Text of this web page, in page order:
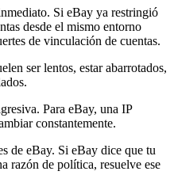
Si eBay ya restringió
desde el mismo entorno
de vinculación de cuentas.
ser lentos, estar abarrotados,
Para eBay, una IP
constantemente.
de eBay. Si eBay dice que tu
razón de política, resuelve ese